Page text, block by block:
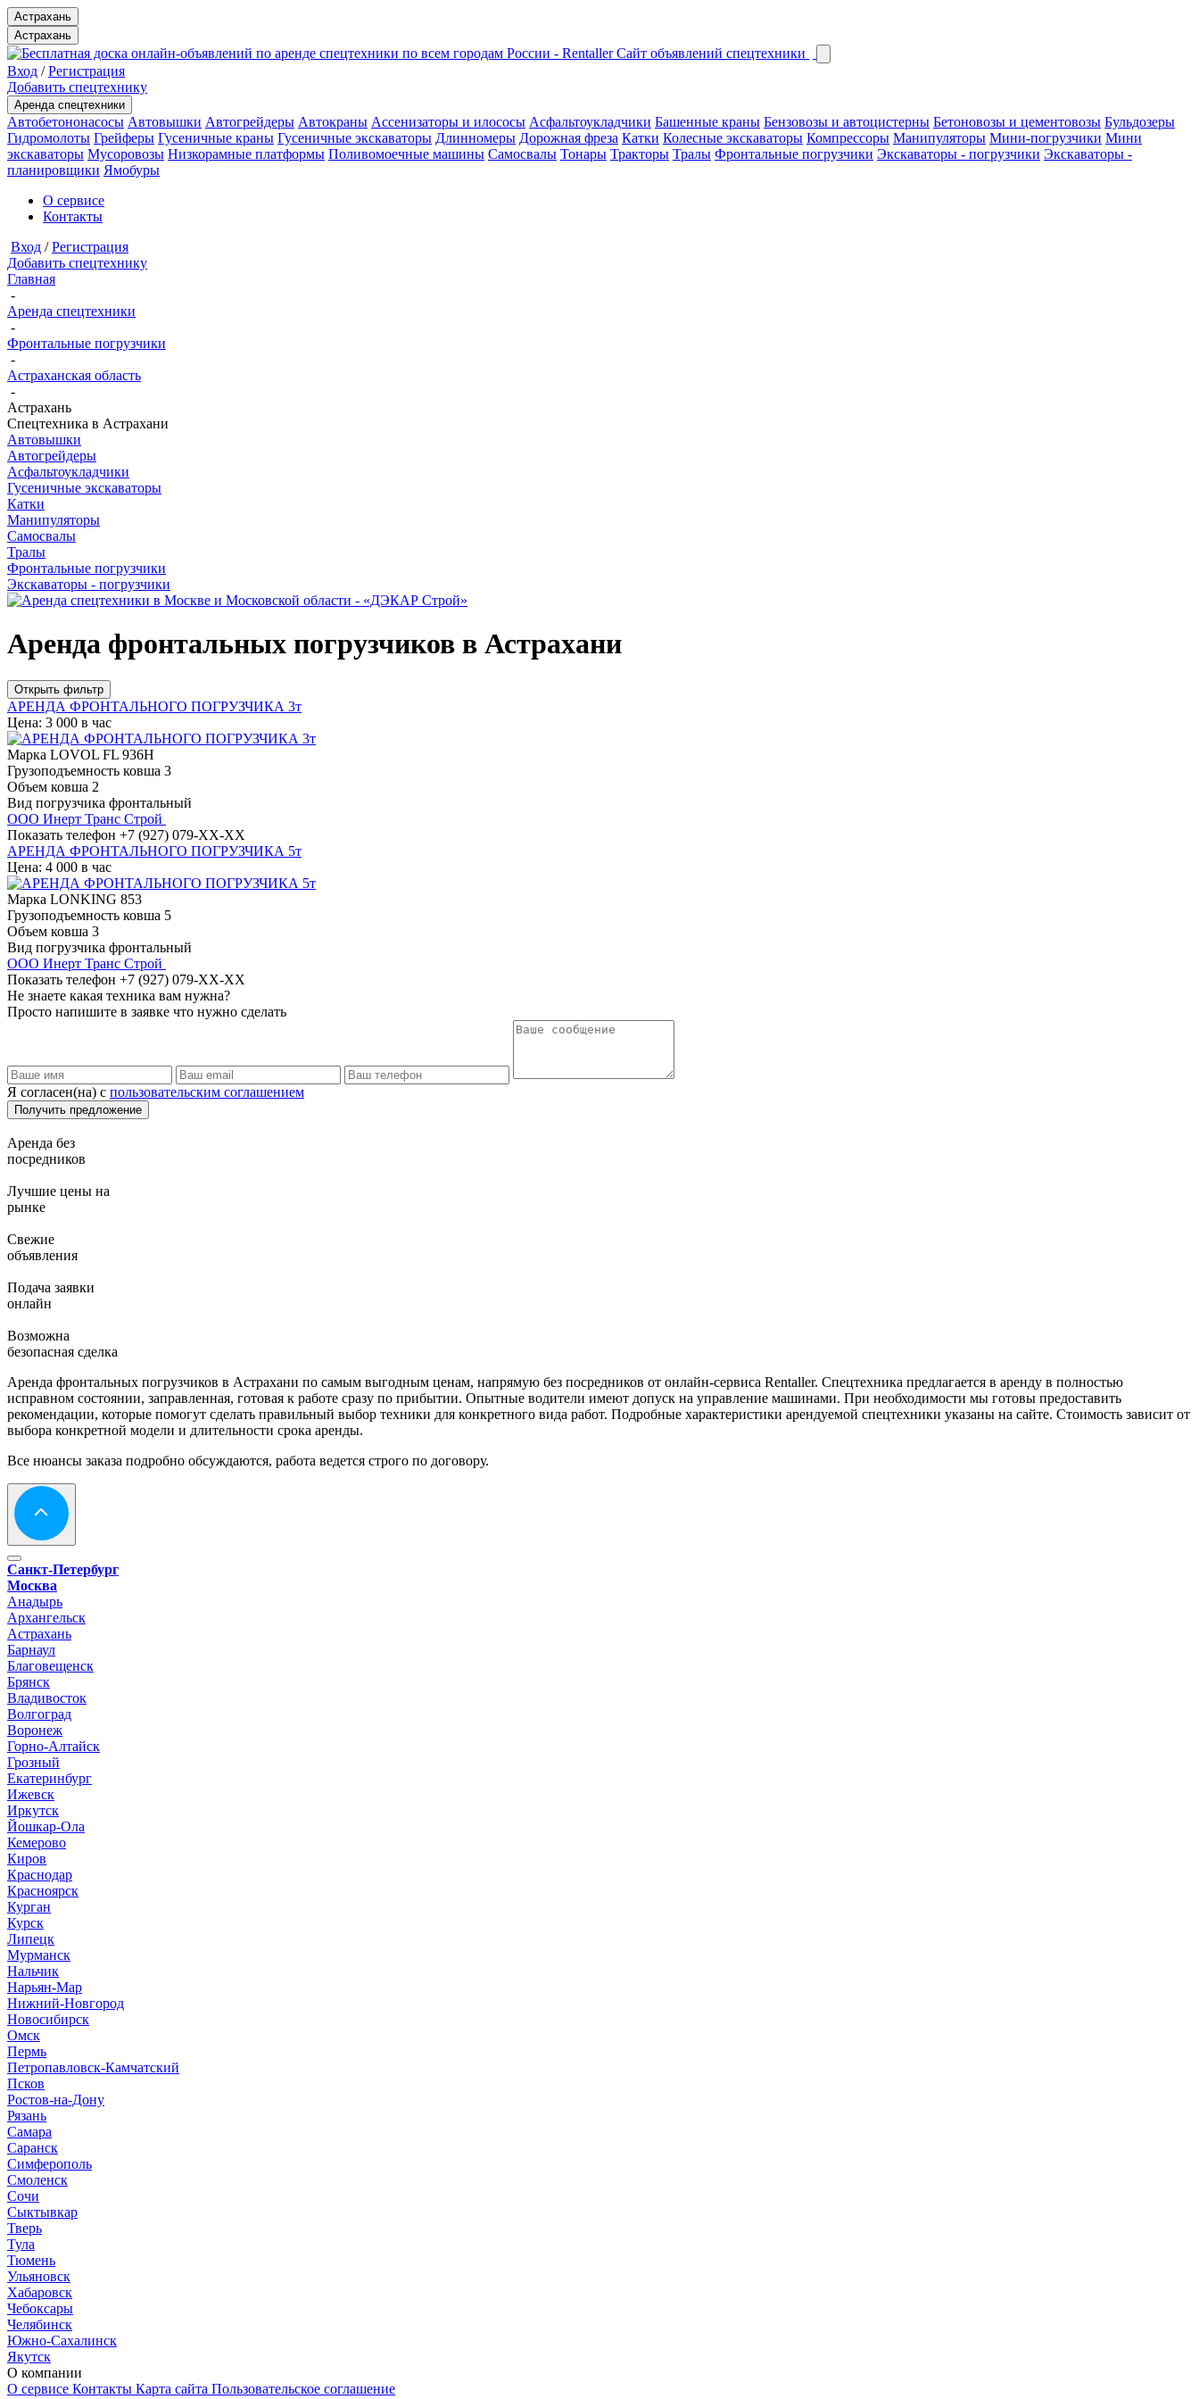
Астрахань
Астрахань
Сайт объявлений спецтехники
Вход /Регистрация
Добавить спецтехнику
Аренда спецтехники
Автобетононасосы Автовышки Автогрейдеры Автокраны Ассенизаторы и илососы Асфальтоукладчики Башенные краны Бензовозы и автоцистерны Бетоновозы и цементовозы Бульдозеры
Гидромолоты Грейферы Гусеничные краны Гусеничные экскаваторы Длинномеры Дорожная фреза Катки Колесные экскаваторы Компрессоры Манипуляторы Мини-погрузчики Мини
экскаваторы Мусоровозы Низкорамные платформы Поливомоечные машины Самосвалы Тонары Тракторы Тралы Фронтальные погрузчики Экскаваторы - погрузчики Экскаваторы -
планировщики Ямобуры
О сервисе
Контакты
Вход /Регистрация
Добавить спецтехнику
Главная
-
Аренда спецтехники
-
Фронтальные погрузчики
-
Астраханская область
-
Астрахань
Спецтехника в Астрахани
Автовышки
Автогрейдеры
Асфальтоукладчики
Гусеничные экскаваторы
Катки
Манипуляторы
Самосвалы
Тралы
Фронтальные погрузчики
Экскаваторы - погрузчики
Аренда фронтальных погрузчиков в Астрахани
Открыть фильтр
АРЕНДА ФРОНТАЛЬНОГО ПОГРУЗЧИКА 3т
Цена: 3 000 в час
Марка LOVOL FL 936H
Грузоподъемность ковша 3
Объем ковша 2
Вид погрузчика фронтальный
ООО Инерт Транс Строй
Показать телефон +7 (927) 079-XX-XX
АРЕНДА ФРОНТАЛЬНОГО ПОГРУЗЧИКА 5т
Цена: 4 000 в час
Марка LONKING 853
Грузоподъемность ковша 5
Объем ковша 3
Вид погрузчика фронтальный
ООО Инерт Транс Строй
Показать телефон +7 (927) 079-XX-XX
Не знаете какая техника вам нужна?
Просто напишите в заявке что нужно сделать
Я согласен(на) с пользовательским соглашением
Аренда без
посредников
Лучшие цены на
рынке
Свежие
объявления
Подача заявки
онлайн
Возможна
безопасная сделка
Аренда фронтальных погрузчиков в Астрахани по самым выгодным ценам, напрямую без посредников от онлайн-сервиса Rentaller. Спецтехника предлагается в аренду в полностью
исправном состоянии, заправленная, готовая к работе сразу по прибытии. Опытные водители имеют допуск на управление машинами. При необходимости мы готовы предоставить
рекомендации, которые помогут сделать правильный выбор техники для конкретного вида работ. Подробные характеристики арендуемой спецтехники указаны на сайте. Стоимость зависит от
выбора конкретной модели и длительности срока аренды.
Все нюансы заказа подробно обсуждаются, работа ведется строго по договору.
Санкт-Петербург
Москва
Анадырь
Архангельск
Астрахань
Барнаул
Благовещенск
Брянск
Владивосток
Волгоград
Воронеж
Горно-Алтайск
Грозный
Екатеринбург
Ижевск
Иркутск
Йошкар-Ола
Кемерово
Киров
Краснодар
Красноярск
Курган
Курск
Липецк
Мурманск
Нальчик
Нарьян-Мар
Нижний-Новгород
Новосибирск
Омск
Пермь
Петропавловск-Камчатский
Псков
Ростов-на-Дону
Рязань
Самара
Саранск
Симферополь
Смоленск
Сочи
Сыктывкар
Тверь
Тула
Тюмень
Ульяновск
Хабаровск
Чебоксары
Челябинск
Южно-Сахалинск
Якутск
О компании
О сервисе Контакты Карта сайта Пользовательское соглашение